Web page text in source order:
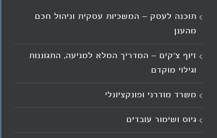
תוכנה לעסק – המשכיות עסקית וניהול חכם
מהענן
זיוף צ'קים – המדריך המלא למניעה, התגוננות
וגילוי מוקדם
משרד מודרני ופונקציונלי
גיוס ושימור עובדים